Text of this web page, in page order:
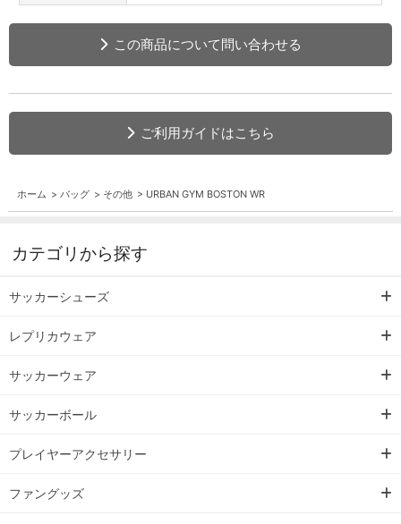
この商品について問い合わせる
ご利用ガイドはこちら
ホーム > バッグ > その他 > URBAN GYM BOSTON WR
カテゴリから探す
サッカーシューズ
レプリカウェア
サッカーウェア
サッカーボール
プレイヤーアクセサリー
ファングッズ